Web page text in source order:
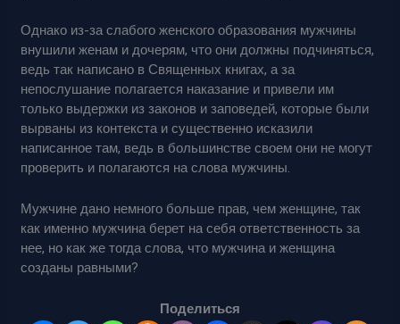
Однако из-за слабого женского образования мужчины
внушили женам и дочерям, что они должны подчиняться,
ведь так написано в Священных книгах, а за
непослушание полагается наказание и привели им
только выдержки из законов и заповедей, которые были
вырваны из контекста и существенно исказили
написанное там, ведь в большинстве своем они не могут
проверить и полагаются на слова мужчины.
Мужчине дано немного больше прав, чем женщине, так
как именно мужчина берет на себя ответственность за
нее, но как же тогда слова, что мужчина и женщина
созданы равными?
Поделиться